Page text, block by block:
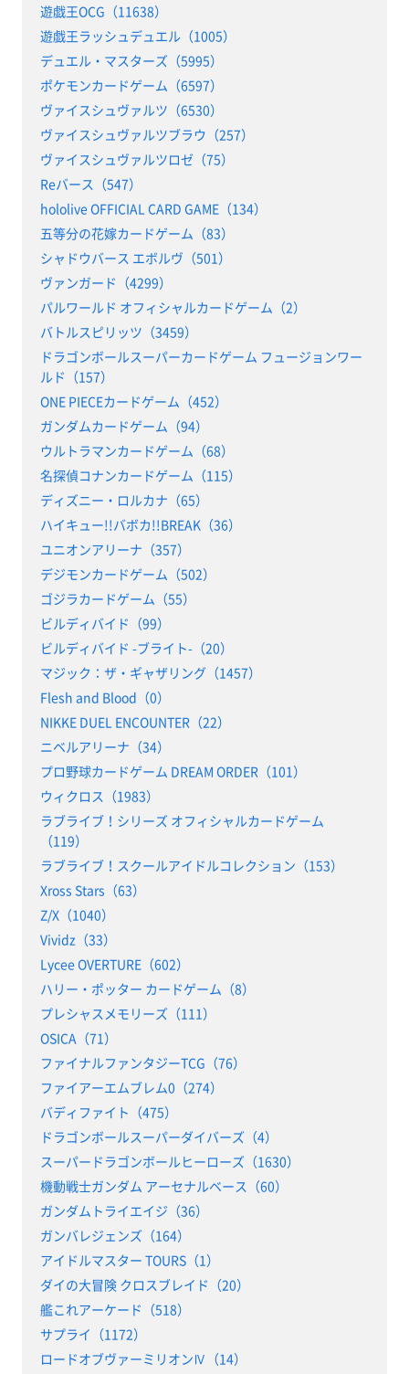
遊戯王OCG（11638）
遊戯王ラッシュデュエル（1005）
デュエル・マスターズ（5995）
ポケモンカードゲーム（6597）
ヴァイスシュヴァルツ（6530）
ヴァイスシュヴァルツブラウ（257）
ヴァイスシュヴァルツロゼ（75）
Reバース（547）
hololive OFFICIAL CARD GAME（134）
五等分の花嫁カードゲーム（83）
シャドウバース エボルヴ（501）
ヴァンガード（4299）
パルワールド オフィシャルカードゲーム（2）
バトルスピリッツ（3459）
ドラゴンボールスーパーカードゲーム フュージョンワー
ルド（157）
ONE PIECEカードゲーム（452）
ガンダムカードゲーム（94）
ウルトラマンカードゲーム（68）
名探偵コナンカードゲーム（115）
ディズニー・ロルカナ（65）
ハイキュー!!バボカ!!BREAK（36）
ユニオンアリーナ（357）
デジモンカードゲーム（502）
ゴジラカードゲーム（55）
ビルディバイド（99）
ビルディバイド -ブライト-（20）
マジック：ザ・ギャザリング（1457）
Flesh and Blood（0）
NIKKE DUEL ENCOUNTER（22）
ニベルアリーナ（34）
プロ野球カードゲーム DREAM ORDER（101）
ウィクロス（1983）
ラブライブ！シリーズ オフィシャルカードゲーム
（119）
ラブライブ！スクールアイドルコレクション（153）
Xross Stars（63）
Z/X（1040）
Vividz（33）
Lycee OVERTURE（602）
ハリー・ポッター カードゲーム（8）
プレシャスメモリーズ（111）
OSICA（71）
ファイナルファンタジーTCG（76）
ファイアーエムブレム0（274）
バディファイト（475）
ドラゴンボールスーパーダイバーズ（4）
スーパードラゴンボールヒーローズ（1630）
機動戦士ガンダム アーセナルベース（60）
ガンダムトライエイジ（36）
ガンバレジェンズ（164）
アイドルマスター TOURS（1）
ダイの大冒険 クロスブレイド（20）
艦これアーケード（518）
サプライ（1172）
ロードオブヴァーミリオンⅣ（14）